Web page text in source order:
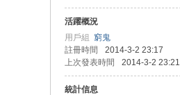
活躍概況
用戶組 窮鬼
註冊時間
2014-3-2 23:17
上次發表時間
2014-3-2 23:21
統計信息